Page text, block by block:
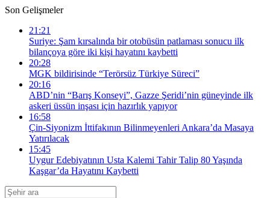
Son Gelişmeler
21:21
Suriye: Şam kırsalında bir otobüsün patlaması sonucu ilk
bilançoya göre iki kişi hayatını kaybetti
20:28
MGK bildirisinde “Terörsüz Türkiye Süreci”
20:16
ABD’nin “Barış Konseyi”, Gazze Şeridi’nin güneyinde ilk
askeri üssün inşası için hazırlık yapıyor
16:58
Çin-Siyonizm İttifakının Bilinmeyenleri Ankara’da Masaya
Yatırılacak
15:45
Uygur Edebiyatının Usta Kalemi Tahir Talip 80 Yaşında
Kaşgar’da Hayatını Kaybetti